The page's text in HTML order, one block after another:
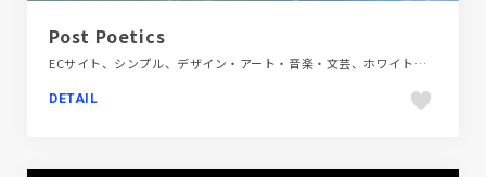
Post Poetics
ECサイト、シンプル、デザイン・アート・音楽・文芸、ホワイト系、大きめ写真
DETAIL